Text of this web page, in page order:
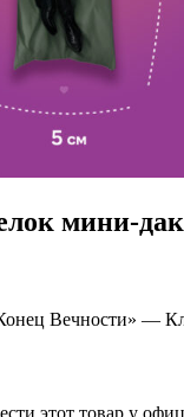
мини-
Вечности» —
этот товар у